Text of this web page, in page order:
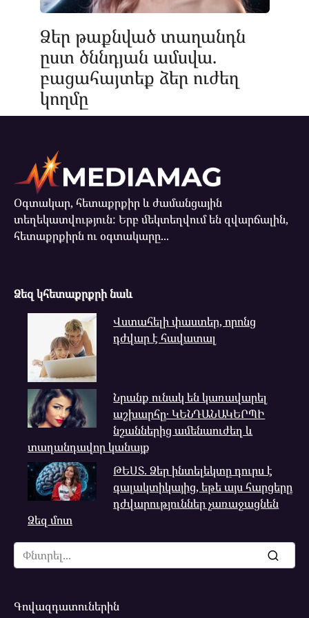
Ձեր թաքնված տաղանդն
ըստ ծննդյան ամսվա.
բացահայտեք ձեր ուժեղ
կողմը
Օգտակար, հետաքրքիր և ժամանցային
տեղեկատվություն: Երբ մեկտեղվում են զվարճալին,
հետաքրքիրն ու օգտակարը...
Ձեզ կհետաքրքրի նաև
Վստահելի փաստեր, որոնց
դժվար է հավատալ
Նրանք ունակ են կառավարել
աշխարհը․ ԿԵՆԴԱՆԱԿԵՐՊԻ
նշաններից ամենաուժեղ և
տաղանդավոր կանայք
ԹԵՍՏ. Ձեր ինտելեկտը դուրս է
գալակտիկայից, եթե այս հարցերը
դժվարություններ չառաջացնեն
Ձեզ մոտ
Search
for:
Գովազդատուներին